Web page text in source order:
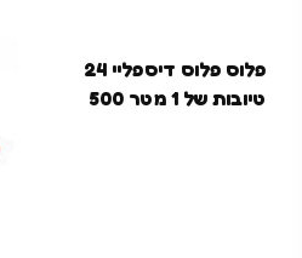
פלוס פלוס דיספליי 24
טיובות של 1 מטר 500